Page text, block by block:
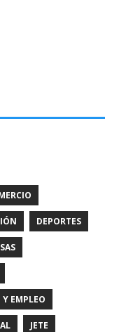
DEPORTES
EMPLEO
JETE